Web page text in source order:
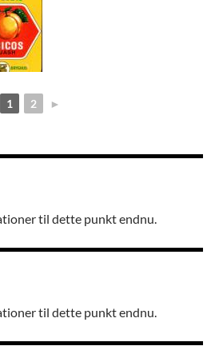
1 2 ►
til dette punkt endnu.
til dette punkt endnu.